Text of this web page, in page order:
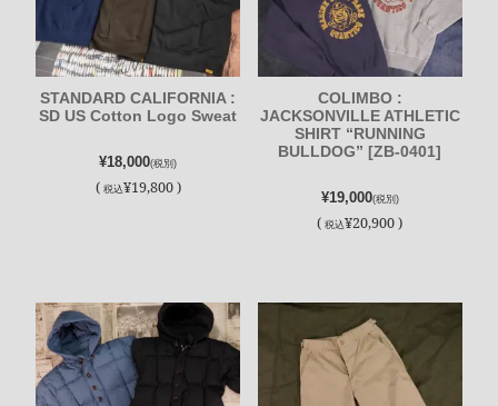
STANDARD CALIFORNIA :
SD US Cotton Logo Sweat
¥18,000(税別)
( 税込¥19,800 )
COLIMBO :
JACKSONVILLE ATHLETIC
SHIRT “RUNNING
BULLDOG” [ZB-0401]
¥19,000(税別)
(税込¥20,900 )